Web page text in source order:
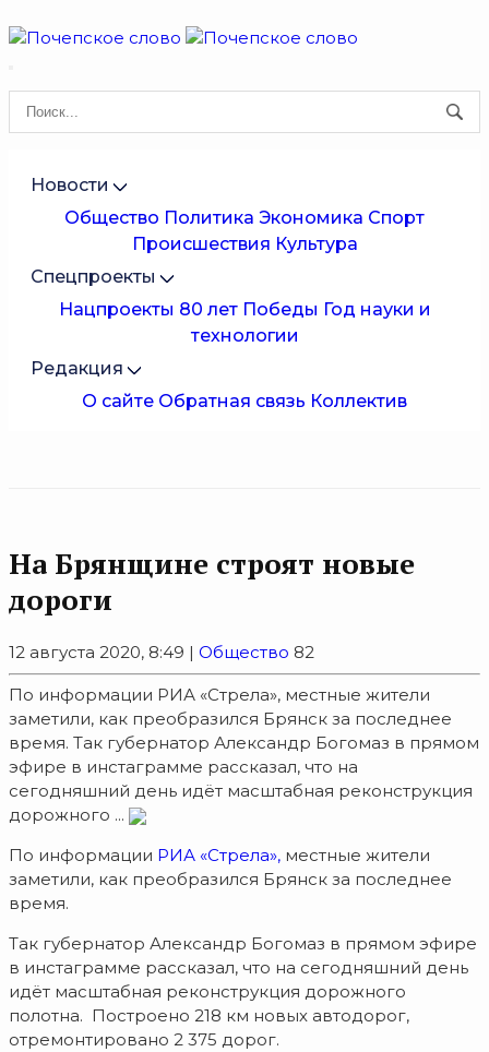
Новости
Общество Политика Экономика Спорт
Происшествия Культура
Спецпроекты
Нацпроекты 80 лет Победы Год науки и
технологии
Редакция
О сайте Обратная связь Коллектив
На Брянщине строят новые
дороги
12 августа 2020, 8:49 | Общество 82
По информации РИА «Стрела», местные жители
заметили, как преобразился Брянск за последнее
время. Так губернатор Александр Богомаз в прямом
эфире в инстаграмме рассказал, что на
сегодняшний день идёт масштабная реконструкция
дорожного ...
По информации РИА «Стрела», местные жители
заметили, как преобразился Брянск за последнее
время.
Так губернатор Александр Богомаз в прямом эфире
в инстаграмме рассказал, что на сегодняшний день
идёт масштабная реконструкция дорожного
полотна. Построено 218 км новых автодорог,
отремонтировано 2 375 дорог.